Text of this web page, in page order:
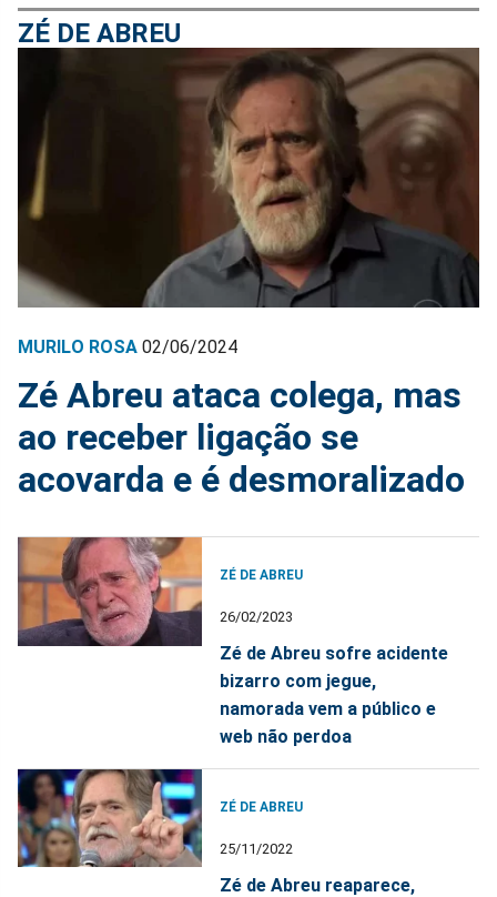
ZÉ DE ABREU
MURILO ROSA 02/06/2024
Zé Abreu ataca colega, mas
ao receber ligação se
acovarda e é desmoralizado
ZÉ DE ABREU
26/02/2023
Zé de Abreu sofre acidente
bizarro com jegue,
namorada vem a público e
web não perdoa
ZÉ DE ABREU
25/11/2022
Zé de Abreu reaparece,